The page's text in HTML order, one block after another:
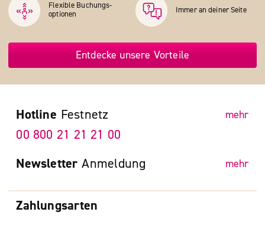
Flexible Buchungs­
optionen
Immer an deiner Seite
Entdecke unsere Vorteile
Zahlungsarten
Hotline Festnetz mehr
00 800 21 21 21 00
Newsletter Anmeldung mehr